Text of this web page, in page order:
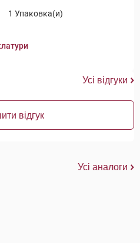
1 Упаковка(и)
Усі відгуки
відгук
Усі аналоги